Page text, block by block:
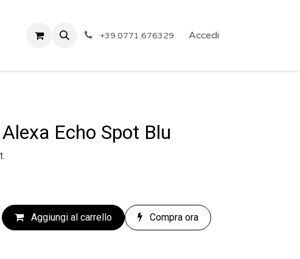
Privacy Eventi ARTICOLI A PREZZO SHOCK!
+39.0771.676329 Accedi
Echo Spot Blu
Aggiungi al carrello Compra ora